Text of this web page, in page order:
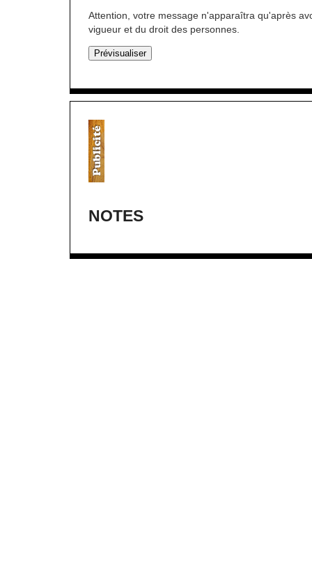
Attention, votre message n'apparaîtra qu'après
vigueur et du droit des personnes.
NOTES